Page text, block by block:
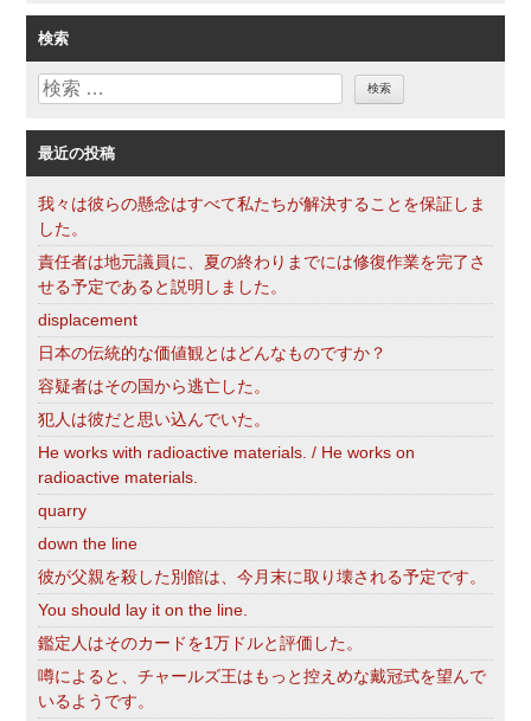
ゴ
リ
ー
検索
検
最近の投稿
我々は彼らの懸念はすべて私たちが解決することを保証しま
した。
責任者は地元議員に、夏の終わりまでには修復作業を完了さ
せる予定であると説明しました。
displacement
日本の伝統的な価値観とはどんなものですか？
容疑者はその国から逃亡した。
犯人は彼だと思い込んでいた。
He works with radioactive materials. / He works on
radioactive materials.
quarry
down the line
彼が父親を殺した別館は、今月末に取り壊される予定です。
You should lay it on the line.
鑑定人はそのカードを1万ドルと評価した。
噂によると、チャールズ王はもっと控えめな戴冠式を望んで
いるようです。